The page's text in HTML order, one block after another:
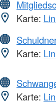
Karte:
Karte:
Karte: